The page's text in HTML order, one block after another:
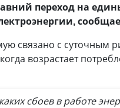
переход на
связано с суточным
возрастает
сбоев в работе